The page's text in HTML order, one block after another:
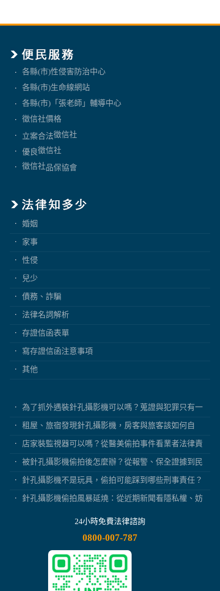
各縣(市)性侵害防治中心
各縣(市)生命線網站
各縣(市)「張老師」輔導中心
徵信社價格
立案合法徵信社
優良徵信社
徵信社品保協會
婚姻
家事
性侵
兒少
債務、詐騙
法律名詞解析
存證信函表單
寫存證信函注意事項
其他
為了抓外遇裝針孔攝影機可以嗎？蒐證與犯罪只有一
租屋、旅宿發現針孔攝影機，房客與旅客該如何自
店家裝監視器可以嗎？從醫美偷拍事件看業者法律責
被針孔攝影機偷拍後怎麼辦？從報警、保全證據到民
針孔攝影機不是玩具，偷拍可能踩到哪些刑事責任？
針孔攝影機偷拍風暴延燒：從近期新聞看隱私權、妨
24小時免費法律諮詢
0800-007-787